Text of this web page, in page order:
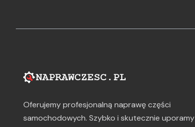
Oferujemy profesjonalną naprawę części
samochodowych. Szybko i skutecznie uporamy